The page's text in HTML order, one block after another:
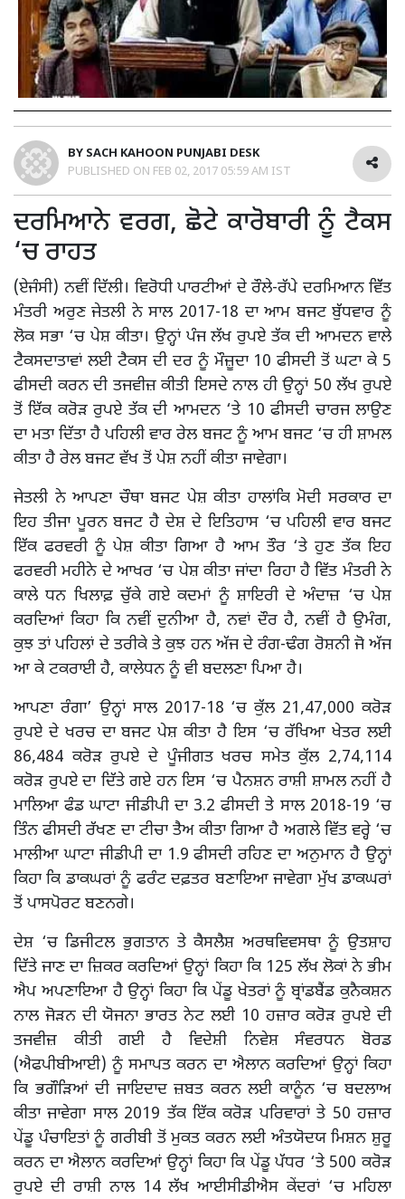
BY SACH KAHOON PUNJABI DESK
PUBLISHED ON FEB 02, 2017 05:59 AM IST
ਦਰਮਿਆਨੇ ਵਰਗ, ਛੋਟੇ ਕਾਰੋਬਾਰੀ ਨੂੰ ਟੈਕਸ
‘ਚ ਰਾਹਤ
(ਏਜੰਸੀ) ਨਵੀਂ ਦਿੱਲੀ। ਵਿਰੋਧੀ ਪਾਰਟੀਆਂ ਦੇ ਰੌਲੇ-ਰੱਪੇ ਦਰਮਿਆਨ ਵਿੱੱਤ
ਮੰਤਰੀ ਅਰੁਣ ਜੇਤਲੀ ਨੇ ਸਾਲ 2017-18 ਦਾ ਆਮ ਬਜਟ ਬੁੱਧਵਾਰ ਨੂੰ
ਲੋਕ ਸਭਾ ‘ਚ ਪੇਸ਼ ਕੀਤਾ। ਉਨ੍ਹਾਂ ਪੰਜ ਲੱਖ ਰੁਪਏ ਤੱਕ ਦੀ ਆਮਦਨ ਵਾਲੇ
ਟੈਕਸਦਾਤਾਵਾਂ ਲਈ ਟੈਕਸ ਦੀ ਦਰ ਨੂੰ ਮੌਜ਼ੂਦਾ 10 ਫੀਸਦੀ ਤੋਂ ਘਟਾ ਕੇ 5
ਫੀਸਦੀ ਕਰਨ ਦੀ ਤਜਵੀਜ਼ ਕੀਤੀ ਇਸਦੇ ਨਾਲ ਹੀ ਉਨ੍ਹਾਂ 50 ਲੱਖ ਰੁਪਏ
ਤੋਂ ਇੱਕ ਕਰੋੜ ਰੁਪਏ ਤੱਕ ਦੀ ਆਮਦਨ ‘ਤੇ 10 ਫੀਸਦੀ ਚਾਰਜ ਲਾਉਣ
ਦਾ ਮਤਾ ਦਿੱਤਾ ਹੈ ਪਹਿਲੀ ਵਾਰ ਰੇਲ ਬਜਟ ਨੂੰ ਆਮ ਬਜਟ ‘ਚ ਹੀ ਸ਼ਾਮਲ
ਕੀਤਾ ਹੈ ਰੇਲ ਬਜਟ ਵੱਖ ਤੋਂ ਪੇਸ਼ ਨਹੀਂ ਕੀਤਾ ਜਾਵੇਗਾ।
ਜੇਤਲੀ ਨੇ ਆਪਣਾ ਚੌਥਾ ਬਜਟ ਪੇਸ਼ ਕੀਤਾ ਹਾਲਾਂਕਿ ਮੋਦੀ ਸਰਕਾਰ ਦਾ
ਇਹ ਤੀਜਾ ਪੂਰਨ ਬਜਟ ਹੈ ਦੇਸ਼ ਦੇ ਇਤਿਹਾਸ ‘ਚ ਪਹਿਲੀ ਵਾਰ ਬਜਟ
ਇੱਕ ਫਰਵਰੀ ਨੂੰ ਪੇਸ਼ ਕੀਤਾ ਗਿਆ ਹੈ ਆਮ ਤੌਰ ‘ਤੇ ਹੁਣ ਤੱਕ ਇਹ
ਫਰਵਰੀ ਮਹੀਨੇ ਦੇ ਆਖਰ ‘ਚ ਪੇਸ਼ ਕੀਤਾ ਜਾਂਦਾ ਰਿਹਾ ਹੈ ਵਿੱਤ ਮੰਤਰੀ ਨੇ
ਕਾਲੇ ਧਨ ਖਿਲਾਫ਼ ਚੁੱਕੇ ਗਏ ਕਦਮਾਂ ਨੂੰ ਸ਼ਾਇਰੀ ਦੇ ਅੰਦਾਜ਼ ‘ਚ ਪੇਸ਼
ਕਰਦਿਆਂ ਕਿਹਾ ਕਿ ਨਵੀਂ ਦੁਨੀਆ ਹੈ, ਨਵਾਂ ਦੌਰ ਹੈ, ਨਵੀਂ ਹੈ ਉਮੰਗ,
ਕੁਝ ਤਾਂ ਪਹਿਲਾਂ ਦੇ ਤਰੀਕੇ ਤੇ ਕੁਝ ਹਨ ਅੱਜ ਦੇ ਰੰਗ-ਢੰਗ ਰੋਸ਼ਨੀ ਜੋ ਅੱਜ
ਆ ਕੇ ਟਕਰਾਈ ਹੈ, ਕਾਲੇਧਨ ਨੂੰ ਵੀ ਬਦਲਣਾ ਪਿਆ ਹੈ।
ਆਪਣਾ ਰੰਗਾ’ ਉਨ੍ਹਾਂ ਸਾਲ 2017-18 ‘ਚ ਕੁੱਲ 21,47,000 ਕਰੋੜ
ਰੁਪਏ ਦੇ ਖਰਚ ਦਾ ਬਜਟ ਪੇਸ਼ ਕੀਤਾ ਹੈ ਇਸ ‘ਚ ਰੱਖਿਆ ਖੇਤਰ ਲਈ
86,484 ਕਰੋੜ ਰੁਪਏ ਦੇ ਪੂੰਜੀਗਤ ਖਰਚ ਸਮੇਤ ਕੁੱਲ 2,74,114
ਕਰੋੜ ਰੁਪਏ ਦਾ ਦਿੱਤੇ ਗਏ ਹਨ ਇਸ ‘ਚ ਪੈਨਸ਼ਨ ਰਾਸ਼ੀ ਸ਼ਾਮਲ ਨਹੀਂ ਹੈ
ਮਾਲਿਆ ਫੰਡ ਘਾਟਾ ਜੀਡੀਪੀ ਦਾ 3.2 ਫੀਸਦੀ ਤੇ ਸਾਲ 2018-19 ‘ਚ
ਤਿੰਨ ਫੀਸਦੀ ਰੱਖਣ ਦਾ ਟੀਚਾ ਤੈਅ ਕੀਤਾ ਗਿਆ ਹੈ ਅਗਲੇ ਵਿੱਤ ਵਰ੍ਹੇ ‘ਚ
ਮਾਲੀਆ ਘਾਟਾ ਜੀਡੀਪੀ ਦਾ 1.9 ਫੀਸਦੀ ਰਹਿਣ ਦਾ ਅਨੁਮਾਨ ਹੈ ਉਨ੍ਹਾਂ
ਕਿਹਾ ਕਿ ਡਾਕਘਰਾਂ ਨੂੰ ਫਰੰਟ ਦਫ਼ਤਰ ਬਣਾਇਆ ਜਾਵੇਗਾ ਮੁੱਖ ਡਾਕਘਰਾਂ
ਤੋਂ ਪਾਸਪੋਰਟ ਬਣਨਗੇ।
ਦੇਸ਼ ‘ਚ ਡਿਜੀਟਲ ਭੁਗਤਾਨ ਤੇ ਕੈਸਲੈਸ਼ ਅਰਥਵਿਵਸਥਾ ਨੂੰ ਉਤਸ਼ਾਹ
ਦਿੱਤੇ ਜਾਣ ਦਾ ਜ਼ਿਕਰ ਕਰਦਿਆਂ ਉਨ੍ਹਾਂ ਕਿਹਾ ਕਿ 125 ਲੱਖ ਲੋਕਾਂ ਨੇ ਭੀਮ
ਐਪ ਅਪਣਾਇਆ ਹੈ ਉਨ੍ਹਾਂ ਕਿਹਾ ਕਿ ਪੇਂਡੂ ਖੇਤਰਾਂ ਨੂੰ ਬ੍ਰਾਂਡਬੈਂਡ ਕੁਨੈਕਸ਼ਨ
ਨਾਲ ਜੋੜਨ ਦੀ ਯੋਜਨਾ ਭਾਰਤ ਨੇਟ ਲਈ 10 ਹਜ਼ਾਰ ਕਰੋੜ ਰੁਪਏ ਦੀ
ਤਜਵੀਜ਼ ਕੀਤੀ ਗਈ ਹੈ ਵਿਦੇਸ਼ੀ ਨਿਵੇਸ਼ ਸੰਵਰਧਨ ਬੋਰਡ
(ਐਫਪੀਬੀਆਈ) ਨੂੰ ਸਮਾਪਤ ਕਰਨ ਦਾ ਐਲਾਨ ਕਰਦਿਆਂ ਉਨ੍ਹਾਂ ਕਿਹਾ
ਕਿ ਭਗੌੜਿਆਂ ਦੀ ਜਾਇਦਾਦ ਜ਼ਬਤ ਕਰਨ ਲਈ ਕਾਨੂੰਨ ‘ਚ ਬਦਲਾਅ
ਕੀਤਾ ਜਾਵੇਗਾ ਸਾਲ 2019 ਤੱਕ ਇੱਕ ਕਰੋੜ ਪਰਿਵਾਰਾਂ ਤੇ 50 ਹਜ਼ਾਰ
ਪੇਂਡੂ ਪੰਚਾਇਤਾਂ ਨੂੰ ਗਰੀਬੀ ਤੋਂ ਮੁਕਤ ਕਰਨ ਲਈ ਅੰਤਯੋਦਯ ਮਿਸ਼ਨ ਸ਼ੁਰੂ
ਕਰਨ ਦਾ ਐਲਾਨ ਕਰਦਿਆਂ ਉਨ੍ਹਾਂ ਕਿਹਾ ਕਿ ਪੇਂਡੂ ਪੱਧਰ ‘ਤੇ 500 ਕਰੋੜ
ਰੁਪਏ ਦੀ ਰਾਸ਼ੀ ਨਾਲ 14 ਲੱਖ ਆਈਸੀਡੀਐਸ ਕੇਂਦਰਾਂ ‘ਚ ਮਹਿਲਾ